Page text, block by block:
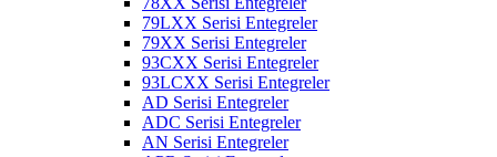
79LXX Serisi Entegreler
79XX Serisi Entegreler
93CXX Serisi Entegreler
93LCXX Serisi Entegreler
AD Serisi Entegreler
ADC Serisi Entegreler
AN Serisi Entegreler